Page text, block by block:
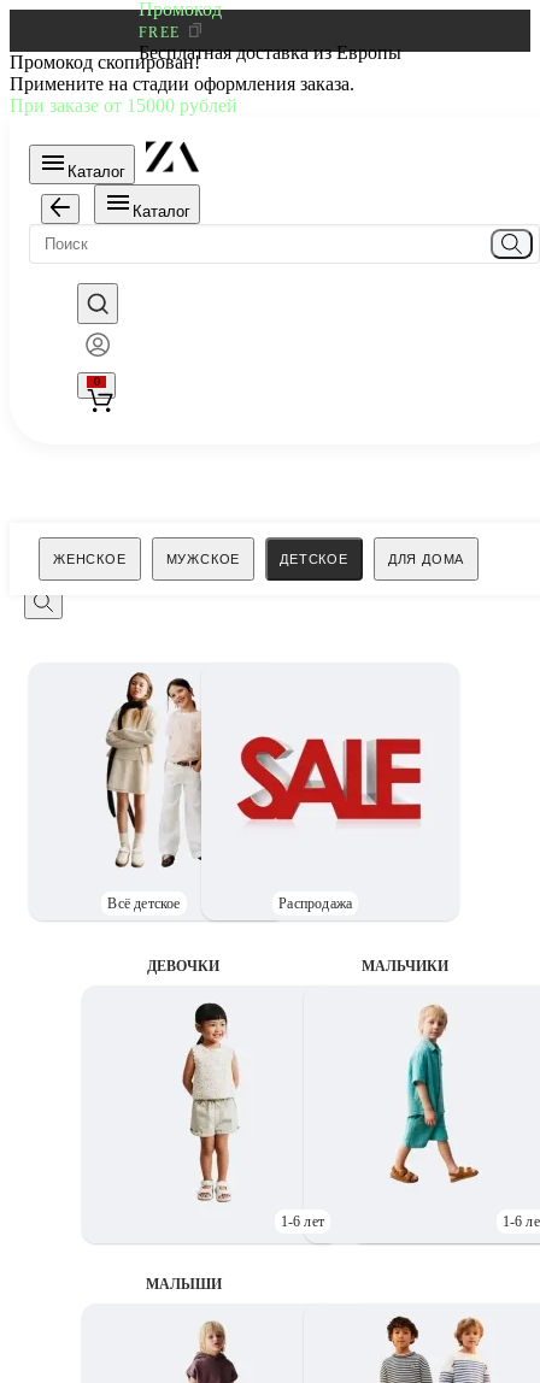
Промокод
FREE
Бесплатная доставка из Европы
Промокод скопирован!
Примените на стадии оформления заказа.
При заказе от 15000 рублей
Каталог
Каталог
0
ЖЕНСКОЕ МУЖСКОЕ ДЕТСКОЕ ДЛЯ ДОМА
Поиск
Всё детское Распродажа
ДЕВОЧКИ
1-6 лет
MАЛЬЧИКИ
1-6
МАЛЫШИ